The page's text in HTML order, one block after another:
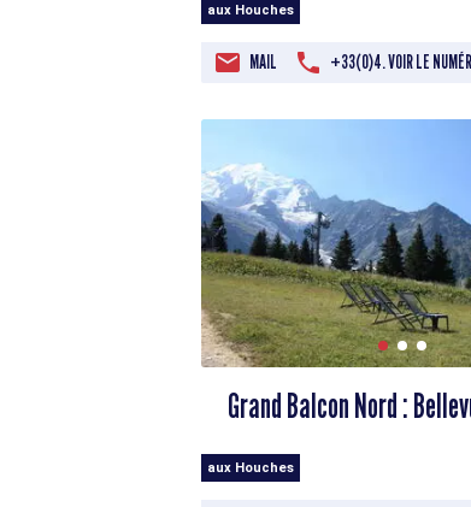
aux Houches
MAIL +33(0)4. VOIR LE
Grand Balcon Nord :
aux Houches